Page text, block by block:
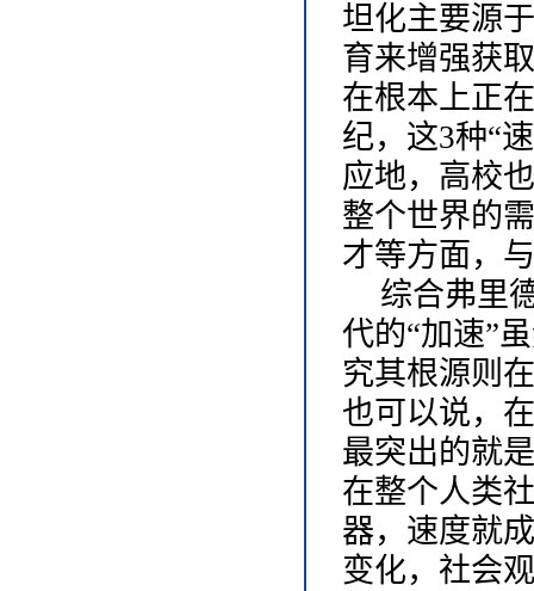
坦化主要源于
育来增强获
在根本上正
纪，这3种“
应地，高校
整个世界的
才等方面，
综合弗里
代的“加速”
究其根源则
也可以说，
最突出的就
在整个人类
器，速度就
变化，社会